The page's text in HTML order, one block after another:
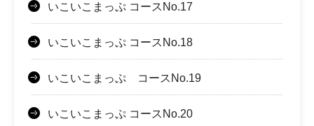
いこいこまっぷ コースNo.17
いこいこまっぷ コースNo.18
いこいこまっぷ コースNo.19
いこいこまっぷ コースNo.20